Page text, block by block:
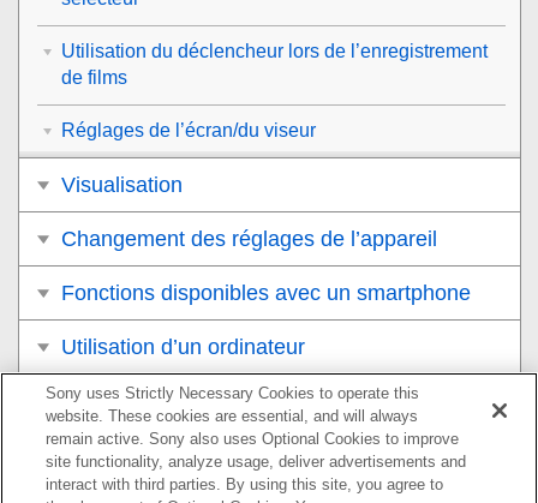
Utilisation du déclencheur lors de l’enregistrement
de films
Réglages de l’écran/du viseur
Visualisation
Changement des réglages de l’appareil
Fonctions disponibles avec un smartphone
Utilisation d’un ordinateur
Utilisation du service de cloud
Annexe
Sony uses Strictly Necessary Cookies to operate this
website. These cookies are essential, and will always
remain active. Sony also uses Optional Cookies to improve
site functionality, analyze usage, deliver advertisements and
interact with third parties. By using this site, you agree to